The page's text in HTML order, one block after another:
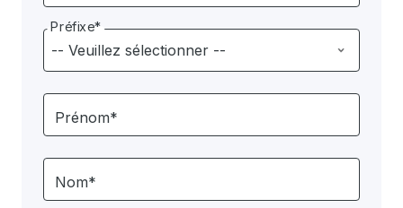
Préfixe*
Prénom*
Nom*